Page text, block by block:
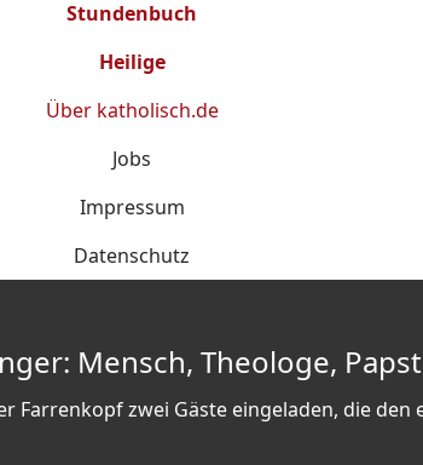
Stundenbuch
Heilige
Über katholisch.de
Jobs
Impressum
Datenschutz
Mensch, Theologe, Papst
Farrenkopf zwei Gäste eingeladen, die